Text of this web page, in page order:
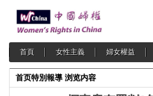
首頁 女性主義 婦女權益
首页特別報導 浏览内容